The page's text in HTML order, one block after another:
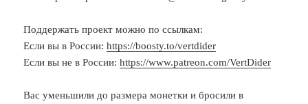
Поддержать проект можно по ссылкам:
Если вы в России:https://boosty.to/vertdider
Если вы не в России:https://www.patreon.com/VertDider
Вас уменьшили до размера монетки и бросили в